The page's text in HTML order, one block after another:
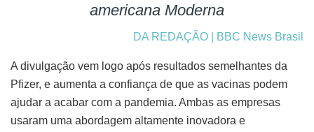
americana Moderna
DA REDAÇÃO | BBC News Brasil
A divulgação vem logo após resultados semelhantes da
Pfizer, e aumenta a confiança de que as vacinas podem
ajudar a acabar com a pandemia. Ambas as empresas
usaram uma abordagem altamente inovadora e